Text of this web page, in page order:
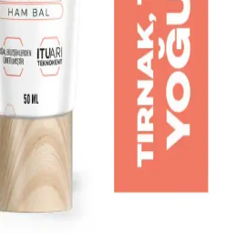
İz Azaltıcı Ürünler ve
ürünler, doğru kullanım ve bakım
estetik görünümü iyileştirir.
Uygun Makyaj
Tavsiyeleri
makyaj temizleyicileri, özellikleri ve
koruma yollarını anlatıyoruz.